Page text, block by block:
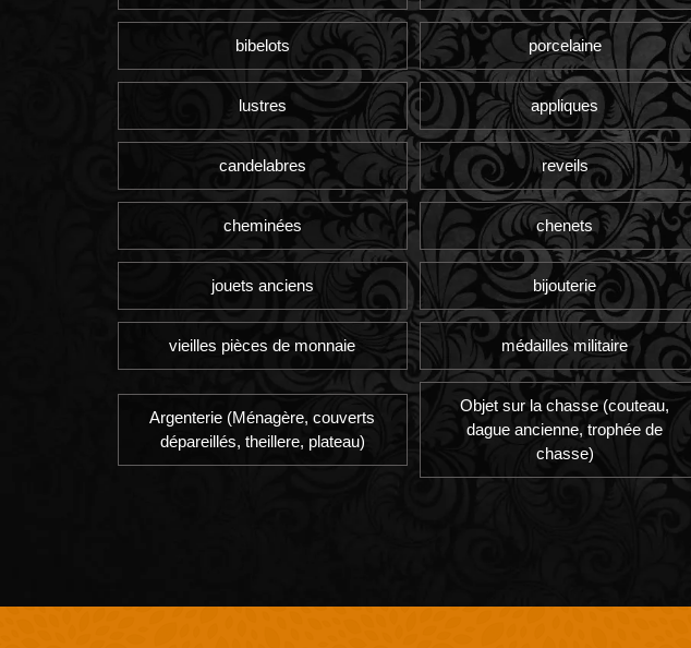
bibelots porcelaine
lustres appliques
candelabres reveils
cheminées chenets
jouets anciens bijouterie
vieilles pièces de monnaie médailles militaire
Argenterie (Ménagère, couverts
dépareillés, theillere, plateau)
Objet sur la chasse (couteau,
dague ancienne, trophée de
chasse)